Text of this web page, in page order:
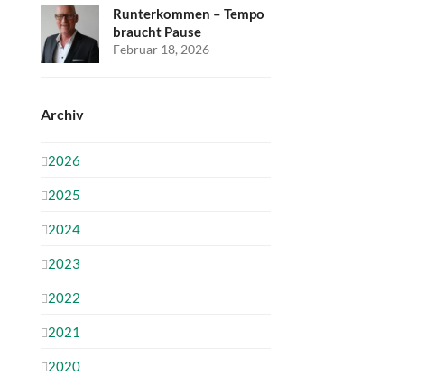
Runterkommen – Tempo
braucht Pause
Februar 18, 2026
Archiv
2026
2025
2024
2023
2022
2021
2020